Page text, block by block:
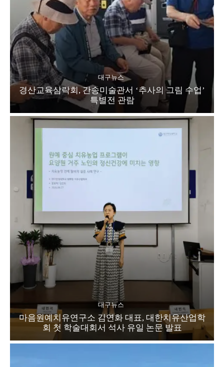
대구뉴스
경산교육삼락회, 간송미술관서 ‘추사의 그림 수업’
특별전 관람
대구뉴스
마음원예치유연구소 김연화 대표, 대한치유산업학
회 첫 학술대회서 석사 유일 논문 발표